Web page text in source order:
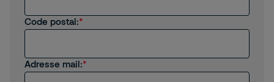
de Securitas.
carrière.
Code postal:
Adresse mail: